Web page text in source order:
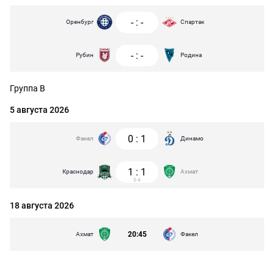
Оренбург -: - Спартак
Рубин -: - Родина
Группа B
5 августа 2026
Факел 0 : 1 Динамо
Краснодар 1 : 1
5:4
Ахмат
18 августа 2026
Ахмат 20:45 Факел